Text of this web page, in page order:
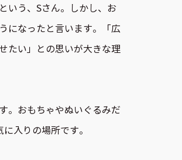
いう、Sさん。しかし、お
になったと言います。「広
たい」との思いが大きな理
。おもちゃやぬいぐるみだ
気に入りの場所です。